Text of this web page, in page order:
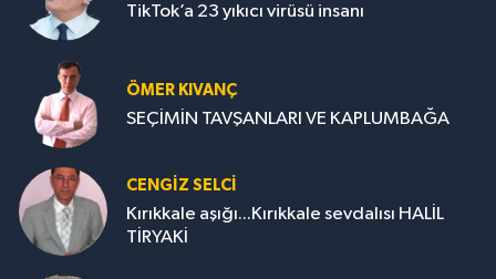
TikTok’a 23 yıkıcı virüsü insanı
ÖMER KIVANÇ
SEÇİMİN TAVŞANLARI VE KAPLUMBAĞA
CENGİZ SELCİ
Kırıkkale aşığı...Kırıkkale sevdalısı HALİL
TİRYAKİ